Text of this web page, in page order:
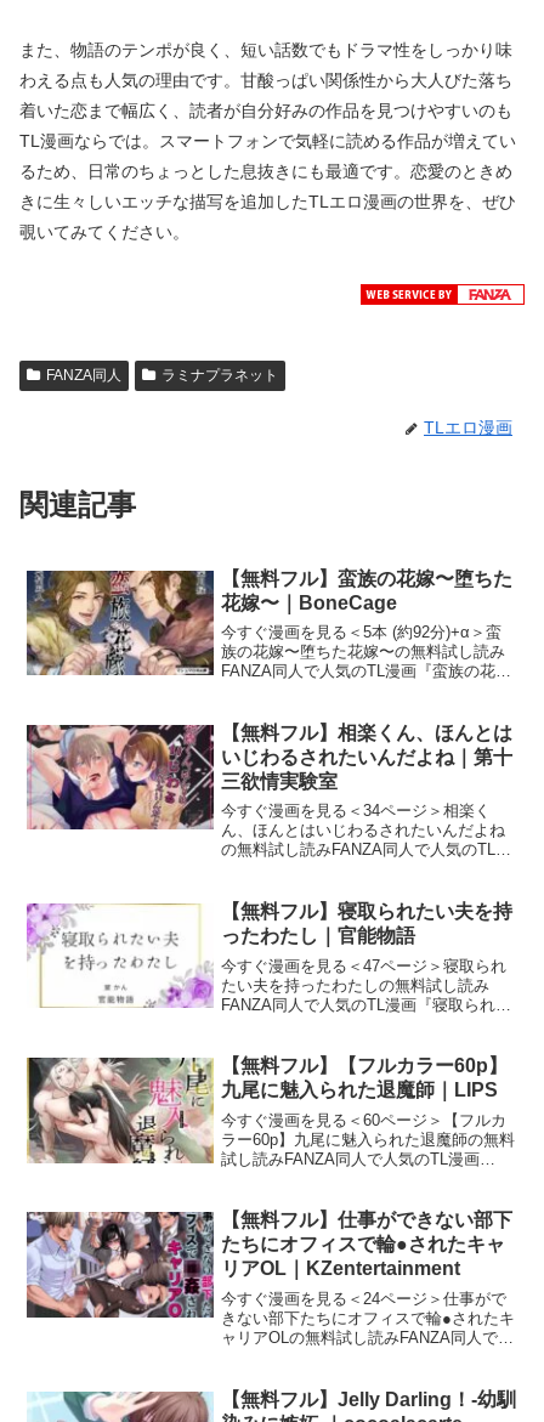
また、物語のテンポが良く、短い話数でもドラマ性をしっかり味
わえる点も人気の理由です。甘酸っぱい関係性から大人びた落ち
着いた恋まで幅広く、読者が自分好みの作品を見つけやすいのも
TL漫画ならでは。スマートフォンで気軽に読める作品が増えてい
るため、日常のちょっとした息抜きにも最適です。恋愛のときめ
きに生々しいエッチな描写を追加したTLエロ漫画の世界を、ぜひ
覗いてみてください。
FANZA同人 ラミナプラネット
TLエロ漫画
関連記事
【無料フル】蛮族の花嫁〜堕ちた
花嫁〜｜BoneCage
今すぐ漫画を見る＜5本 (約92分)+α＞蛮
族の花嫁〜堕ちた花嫁〜の無料試し読み
FANZA同人で人気のTL漫画『蛮族の花
題の「BoneCage」です。蛮族の花嫁〜堕
ちた
【無料フル】相楽くん、ほんとは
いじわるされたいんだよね｜第十
三欲情実験室
今すぐ漫画を見る＜34ページ＞相楽く
ん、ほんとはいじわるされたいんだよね
の無料試し読みFANZA同人で人気のTL漫
します！作者（サークル）は今話題の
「第十三欲情実験室」
【無料フル】寝取られたい夫を持
ったわたし｜官能物語
今すぐ漫画を見る＜47ページ＞寝取られ
たい夫を持ったわたしの無料試し読み
FANZA同人で人気のTL漫画『寝取られた
話題の「官能物語」です。寝取られたい
夫を持ったわたし
【無料フル】【フルカラー60p】
九尾に魅入られた退魔師｜LIPS
今すぐ漫画を見る＜60ページ＞【フルカ
ラー60p】九尾に魅入られた退魔師の無料
試し読みFANZA同人で人気のTL漫画
す！作者（サークル）は今話題の
「LIPS」です。【
【無料フル】仕事ができない部下
たちにオフィスで輪●されたキャ
リアOL｜KZentertainment
今すぐ漫画を見る＜24ページ＞仕事がで
きない部下たちにオフィスで輪●されたキ
ャリアOLの無料試し読みFANZA同人で人
し読みサンプルを紹介します！作者（サ
ークル）は
【無料フル】Jelly Darling！-幼馴